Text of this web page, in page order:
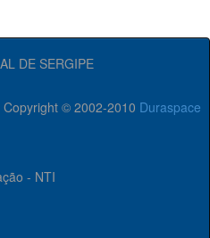
DE SERGIPE
Copyright © 2002-2010 Duraspace
- NTI